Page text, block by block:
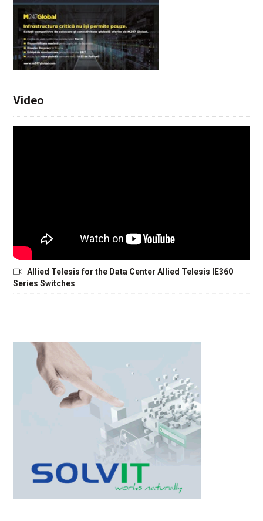
Video
Allied Telesis for the Data Center Allied Telesis IE360
Series Switches